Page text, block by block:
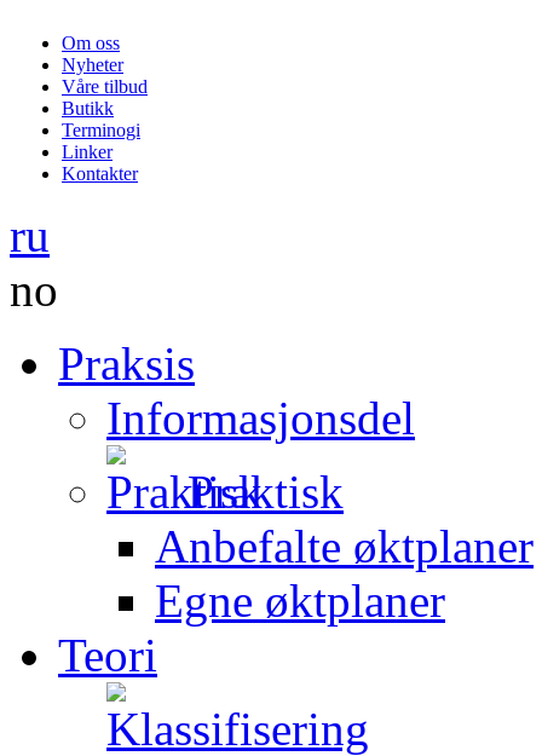
Om oss
Nyheter
Våre tilbud
Butikk
Terminogi
Linker
Kontakter
ru
no
Praksis
Informasjonsdel
Praktisk
Anbefalte øktplaner
Egne øktplaner
Teori